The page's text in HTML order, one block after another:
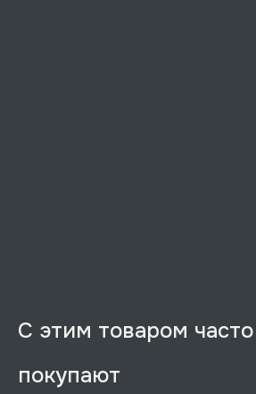
С этим товаром часто
покупают